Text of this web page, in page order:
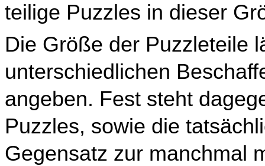
teilige Puzzles in dieser
Die Größe der Puzzleteile
unterschiedlichen
angeben. Fest steht
Puzzles, sowie die
Gegensatz zur manchmal